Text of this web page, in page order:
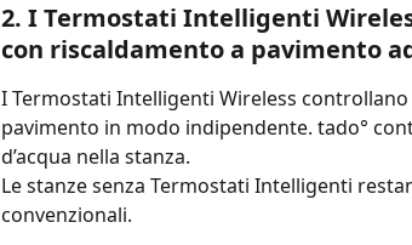
2. I Termostati Intelligenti
con riscaldamento a pavimento
I Termostati Intelligenti Wireless
pavimento in modo indipendente. tado°
d’acqua nella stanza.
Le stanze senza Termostati Intelligenti
convenzionali.